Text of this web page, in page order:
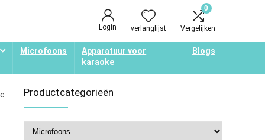
Login verlanglijst
0
Vergelijken
Microfoons
Apparatuur voor
karaoke
Blogs
Productcategorieën